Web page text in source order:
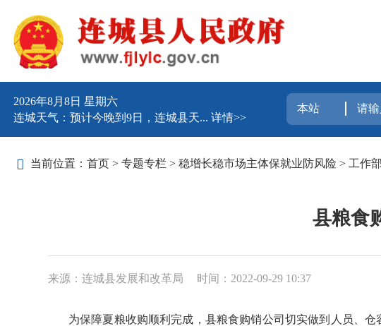
2026年8月8日 星期六
连城天气：预计今晚到9日，连城县天...详情>>
当前位置： 首页 > 专题专栏 > 稳增长稳市场主体保就业防风险 > 工作
县粮食
来源：连城县发展和改革局 时间：2022-09-29 10:37
为保障夏粮收购顺利完成，县粮食购销公司切实做到人员、仓